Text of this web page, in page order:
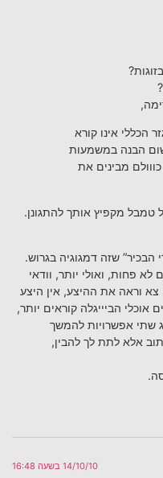
הכללי אינו קורא
הבנה במשמעות
מבינים את
טמבל מקפיץ אותך להתגונן.
שזה דמגוגיה בגרוש.
לא פחות, ואולי יותר, וודאי
וראה את ההיצע, אין היצע
הביייגלה קוראים יותר,
שתי אפשרויות להמשך
אלא לתת לך להבין,
14/10/10 בשעה 16:48